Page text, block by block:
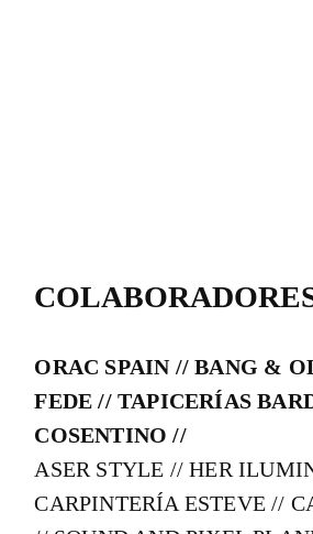
ORAC SPAIN // BANG &
FEDE // TAPICERÍAS
COSENTINO //
ASER STYLE // HER
CARPINTERÍA ESTEVE //